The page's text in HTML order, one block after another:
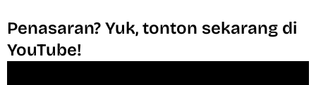
Penasaran? Yuk, tonton sekarang di
YouTube!